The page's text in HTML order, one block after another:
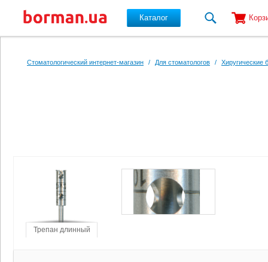
Каталог
Стоматологический интернет-магазин / Для стоматологов / Хиругические
Трепан длинный